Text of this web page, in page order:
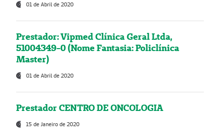
01 de Abril de 2020
Prestador: Vipmed Clínica Geral Ltda,
51004349-0 (Nome Fantasia: Policlínica
Master)
01 de Abril de 2020
Prestador CENTRO DE ONCOLOGIA
15 de Janeiro de 2020